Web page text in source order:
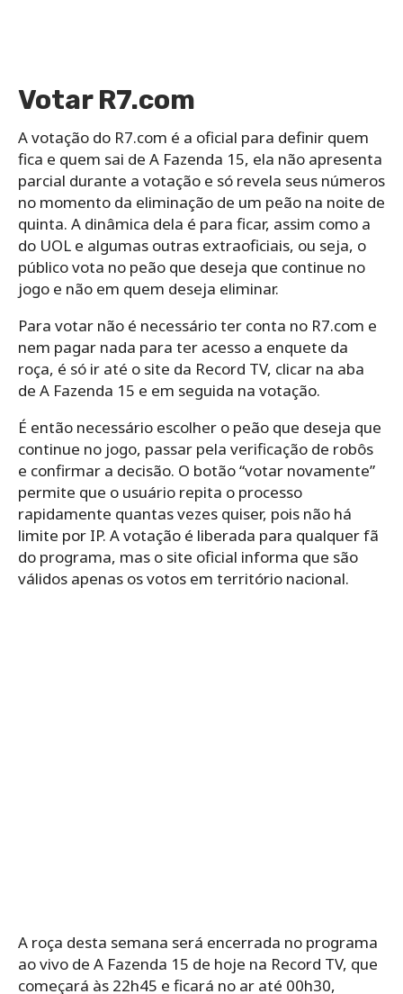
Votar R7.com
A votação do R7.com é a oficial para definir quem
fica e quem sai de A Fazenda 15, ela não apresenta
parcial durante a votação e só revela seus números
no momento da eliminação de um peão na noite de
quinta. A dinâmica dela é para ficar, assim como a
do UOL e algumas outras extraoficiais, ou seja, o
público vota no peão que deseja que continue no
jogo e não em quem deseja eliminar.
Para votar não é necessário ter conta no R7.com e
nem pagar nada para ter acesso a enquete da
roça, é só ir até o site da Record TV, clicar na aba
de A Fazenda 15 e em seguida na votação.
É então necessário escolher o peão que deseja que
continue no jogo, passar pela verificação de robôs
e confirmar a decisão. O botão “votar novamente”
permite que o usuário repita o processo
rapidamente quantas vezes quiser, pois não há
limite por IP. A votação é liberada para qualquer fã
do programa, mas o site oficial informa que são
válidos apenas os votos em território nacional.
A roça desta semana será encerrada no programa
ao vivo de A Fazenda 15 de hoje na Record TV, que
começará às 22h45 e ficará no ar até 00h30,